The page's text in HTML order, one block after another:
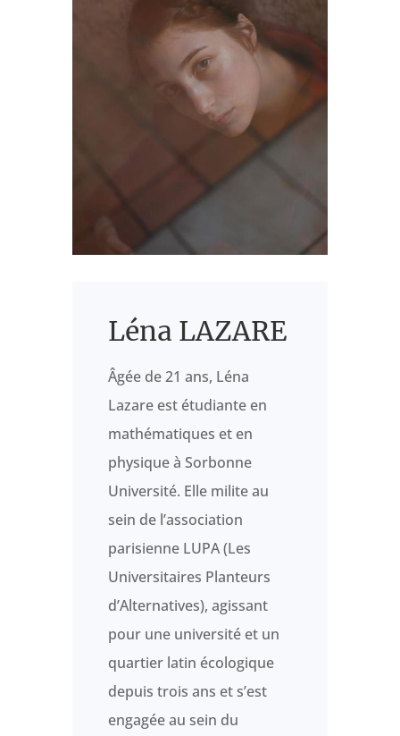
Léna LAZARE
Âgée de 21 ans, Léna
Lazare est étudiante en
mathématiques et en
physique à Sorbonne
Université. Elle milite au
sein de l’association
parisienne LUPA (Les
Universitaires Planteurs
d’Alternatives), agissant
pour une université et un
quartier latin écologique
depuis trois ans et s’est
engagée au sein du